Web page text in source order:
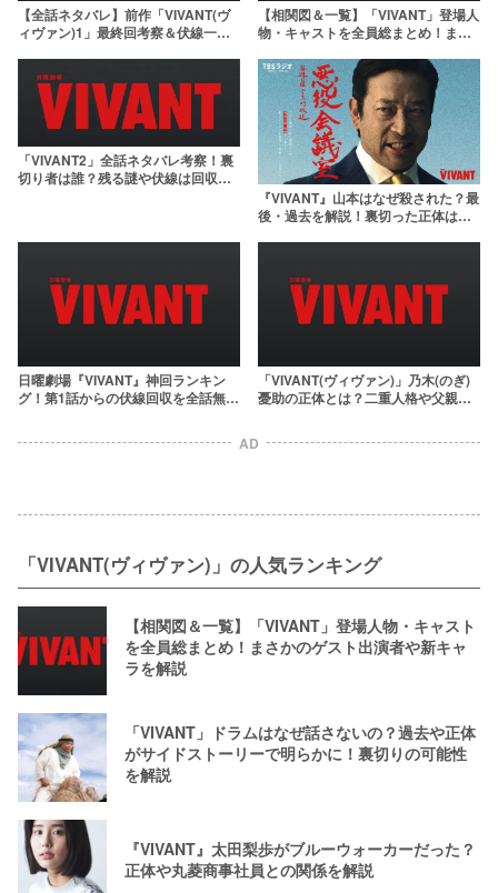
【全話ネタバレ】前作「VIVANT(ヴ
ィヴァン)1」最終回考察＆伏線一
【相関図＆一覧】「VIVANT」登場人
物・キャストを全員総まとめ！まさ
「VIVANT2」全話ネタバレ考察！裏
切り者は誰？残る謎や伏線は回収さ
『VIVANT』山本はなぜ殺された？最
後・過去を解説！裏切った正体は…
日曜劇場『VIVANT』神回ランキン
グ！第1話からの伏線回収を全話無料
「VIVANT(ヴィヴァン)」乃木(のぎ)
憂助の正体とは？二重人格や父親に
AD
「VIVANT(ヴィヴァン)」の人気ランキング
【相関図＆一覧】「VIVANT」登場人物・キャスト
を全員総まとめ！まさかのゲスト出演者や新キャ
ラを解説
「VIVANT」ドラムはなぜ話さないの？過去や正体
がサイドストーリーで明らかに！裏切りの可能性
を解説
『VIVANT』太田梨歩がブルーウォーカーだった？
正体や丸菱商事社員との関係を解説